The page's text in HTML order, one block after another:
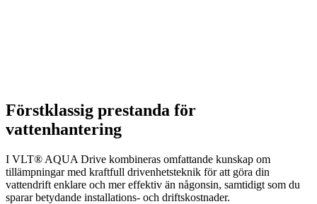
Förstklassig prestanda för
vattenhantering
I VLT® AQUA Drive kombineras omfattande kunskap om
tillämpningar med kraftfull drivenhetsteknik för att göra din
vattendrift enklare och mer effektiv än någonsin, samtidigt som du
sparar betydande installations- och driftskostnader.